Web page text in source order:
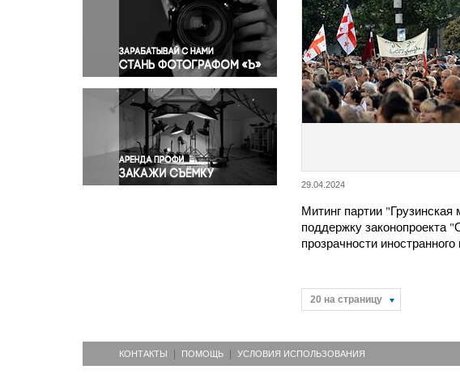
Политика
Правосудие
Происшествия и конфликты
Религия
Светская жизнь
Спорт
Экология
Экономика и бизнес
29.04.2024
Митинг партии "Грузинская
поддержку законопроекта
прозрачности
20 на страницу
КОНТАКТЫ ПОМОЩЬ УСЛОВИЯ ИСПОЛЬЗОВАНИЯ